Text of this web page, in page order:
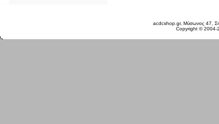
acdcshop.gr, Μύσωνος 47,
Copyright ©